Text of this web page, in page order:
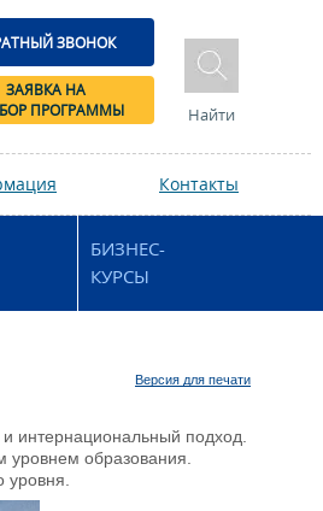
ЗВОНОК
ЗАЯВКА НА
ПРОГРАММЫ
Найти
Контакты
БИЗНЕС-
КУРСЫ
Версия для печати
интернациональный подход.
образования.